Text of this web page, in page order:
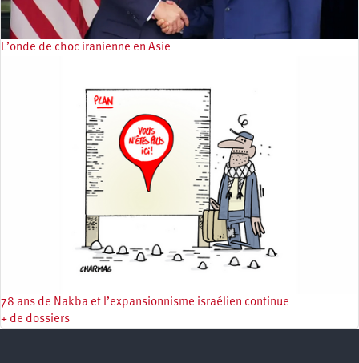
L’onde de choc iranienne en Asie
78 ans de Nakba et l’expansionnisme israélien continue
+ de dossiers